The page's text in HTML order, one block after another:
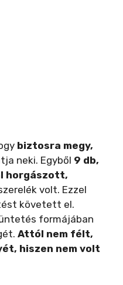
biztosra megy,
neki. Egyből 9 db,
horgászott,
volt. Ezzel
követett el.
formájában
Attól nem félt,
hiszen nem volt